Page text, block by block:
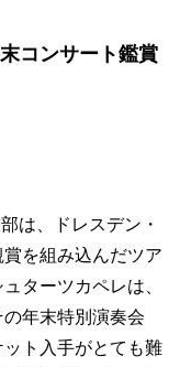
コンサート鑑賞
は、ドレスデン・
を組み込んだツア
ターツカペレは、
年末特別演奏会
ット入手がとても難